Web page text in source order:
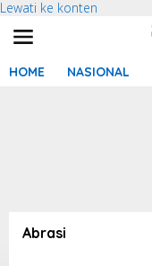
Lewati ke konten
HOME NASIONAL
Abrasi